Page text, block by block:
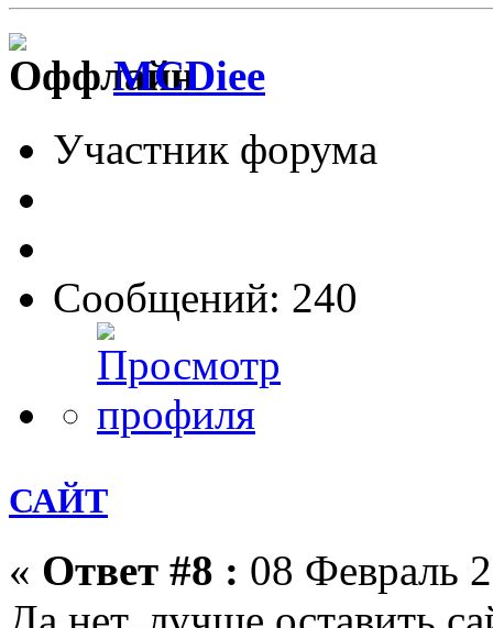
MCDiee
Участник форума
Сообщений: 240
САЙТ
« Ответ #8 : 08 Февраль